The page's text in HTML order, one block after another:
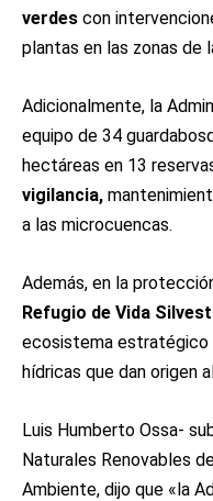
verdes con
plantas en las zonas de
Adicionalmente, la
equipo de 34
hectáreas en 13
vigilancia,
a las microcuencas.
Además, en la
Refugio de Vida
ecosistema estratégico
hídricas que dan origen
Luis Humberto Ossa-
Naturales Renovables
Ambiente, dijo que «la